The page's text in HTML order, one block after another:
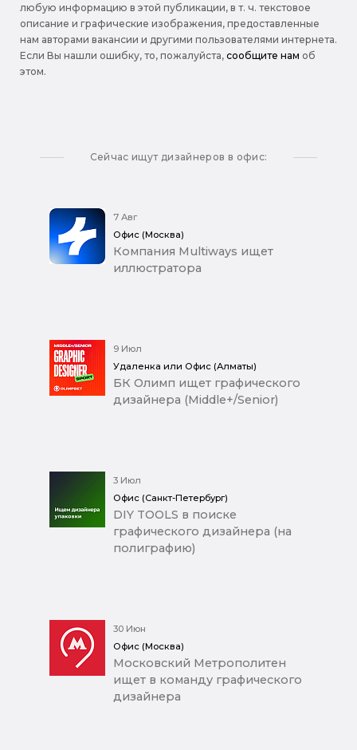
любую информацию в этой публикации, в т. ч. текстовое
описание и графические изображения, предоставленные
нам авторами вакансии и другими пользователями интернета.
Если Вы нашли ошибку, то, пожалуйста, сообщите нам об
этом.
Сейчас ищут дизайнеров в офис:
7 Авг
Офис (Москва)
Компания Multiways ищет
иллюстратора
9 Июл
Удаленка или Офис (Алматы)
БК Олимп ищет графического
дизайнера (Middle+/Senior)
3 Июл
Офис (Санкт-Петербург)
DIY TOOLS в поиске
графического дизайнера (на
полиграфию)
30 Июн
Офис (Москва)
Московский Метрополитен
ищет в команду графического
дизайнера